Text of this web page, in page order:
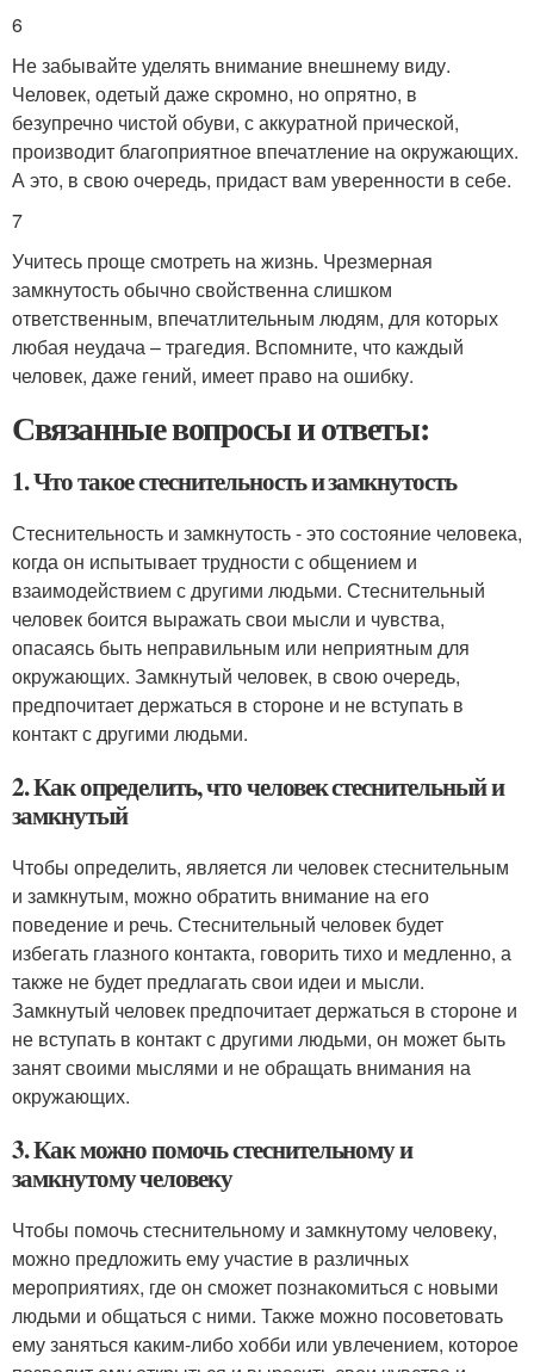
6
Не забывайте уделять внимание внешнему виду.
Человек, одетый даже скромно, но опрятно, в
безупречно чистой обуви, с аккуратной прической,
производит благоприятное впечатление на окружающих.
А это, в свою очередь, придаст вам уверенности в себе.
7
Учитесь проще смотреть на жизнь. Чрезмерная
замкнутость обычно свойственна слишком
ответственным, впечатлительным людям, для которых
любая неудача – трагедия. Вспомните, что каждый
человек, даже гений, имеет право на ошибку.
Связанные вопросы и ответы:
1. Что такое стеснительность и замкнутость
Стеснительность и замкнутость - это состояние человека,
когда он испытывает трудности с общением и
взаимодействием с другими людьми. Стеснительный
человек боится выражать свои мысли и чувства,
опасаясь быть неправильным или неприятным для
окружающих. Замкнутый человек, в свою очередь,
предпочитает держаться в стороне и не вступать в
контакт с другими людьми.
2. Как определить, что человек стеснительный и
замкнутый
Чтобы определить, является ли человек стеснительным
и замкнутым, можно обратить внимание на его
поведение и речь. Стеснительный человек будет
избегать глазного контакта, говорить тихо и медленно, а
также не будет предлагать свои идеи и мысли.
Замкнутый человек предпочитает держаться в стороне и
не вступать в контакт с другими людьми, он может быть
занят своими мыслями и не обращать внимания на
окружающих.
3. Как можно помочь стеснительному и
замкнутому человеку
Чтобы помочь стеснительному и замкнутому человеку,
можно предложить ему участие в различных
мероприятиях, где он сможет познакомиться с новыми
людьми и общаться с ними. Также можно посоветовать
ему заняться каким-либо хобби или увлечением, которое